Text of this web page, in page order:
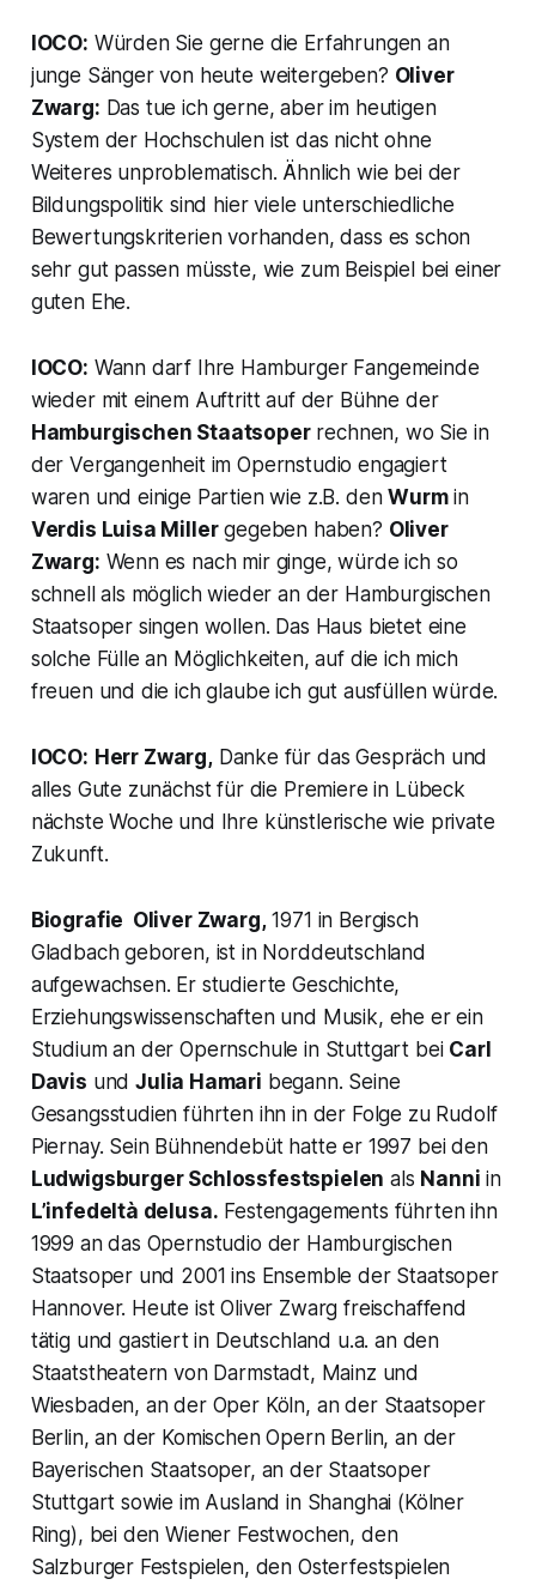
IOCO: Würden Sie gerne die Erfahrungen an
junge Sänger von heute weitergeben? Oliver
Zwarg: Das tue ich gerne, aber im heutigen
System der Hochschulen ist das nicht ohne
Weiteres unproblematisch. Ähnlich wie bei der
Bildungspolitik sind hier viele unterschiedliche
Bewertungskriterien vorhanden, dass es schon
sehr gut passen müsste, wie zum Beispiel bei einer
guten Ehe.
IOCO: Wann darf Ihre Hamburger Fangemeinde
wieder mit einem Auftritt auf der Bühne der
Hamburgischen Staatsoperrechnen, wo Sie in
der Vergangenheit im Opernstudio engagiert
waren und einige Partien wie z.B. denWurmin
Verdis Luisa Millergegeben haben? Oliver
Zwarg: Wenn es nach mir ginge, würde ich so
schnell als möglich wieder an der Hamburgischen
Staatsoper singen wollen. Das Haus bietet eine
solche Fülle an Möglichkeiten, auf die ich mich
freuen und die ich glaube ich gut ausfüllen würde.
IOCO: Herr Zwarg,Danke für das Gespräch und
alles Gute zunächst für die Premiere in Lübeck
nächste Woche und Ihre künstlerische wie private
Zukunft.
Biografie Oliver Zwarg,1971 in Bergisch
Gladbach geboren, ist in Norddeutschland
aufgewachsen. Er studierte Geschichte,
Erziehungswissenschaften und Musik, ehe er ein
Studium an der Opernschule in Stuttgart bei Carl
Davis undJulia Hamari begann. Seine
Gesangsstudien führten ihn in der Folge zu Rudolf
Piernay. Sein Bühnendebüt hatte er 1997 bei den
Ludwigsburger Schlossfestspielen als Nanni in
L’infedeltà delusa. Festengagements führten ihn
1999 an das Opernstudio der Hamburgischen
Staatsoper und 2001 ins Ensemble der Staatsoper
Hannover. Heute ist Oliver Zwarg freischaffend
tätig und gastiert in Deutschland u.a. an den
Staatstheatern von Darmstadt, Mainz und
Wiesbaden, an der Oper Köln, an der Staatsoper
Berlin, an der Komischen Opern Berlin, an der
Bayerischen Staatsoper, an der Staatsoper
Stuttgart sowie im Ausland in Shanghai (Kölner
Ring), bei den Wiener Festwochen, den
Salzburger Festspielen, den Osterfestspielen